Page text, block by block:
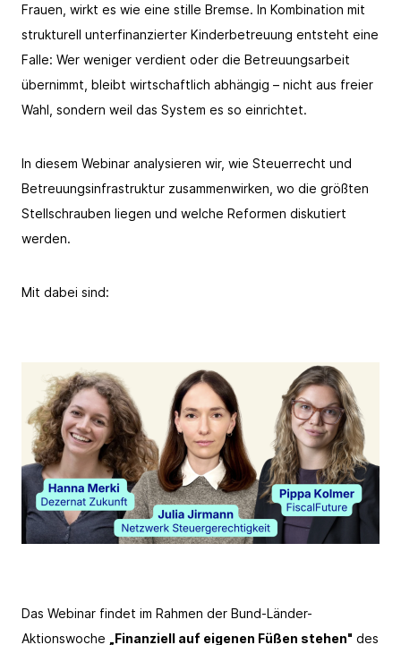
Frauen, wirkt es wie eine stille Bremse. In Kombination mit
strukturell unterfinanzierter Kinderbetreuung entsteht eine
Falle: Wer weniger verdient oder die Betreuungsarbeit
übernimmt, bleibt wirtschaftlich abhängig – nicht aus freier
Wahl, sondern weil das System es so einrichtet.
In diesem Webinar analysieren wir, wie Steuerrecht und
Betreuungsinfrastruktur zusammenwirken, wo die größten
Stellschrauben liegen und welche Reformen diskutiert
werden.
Mit dabei sind:
Das Webinar findet im Rahmen der Bund-Länder-
Aktionswoche
„Finanziell auf eigenen Füßen stehen" des